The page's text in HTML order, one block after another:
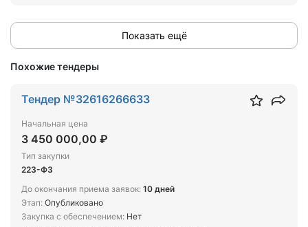
Показать ещё
Похожие тендеры
Тендер №32616266633
Начальная цена
3 450 000,00 ₽
Тип закупки
223-ФЗ
До окончания приема заявок: 10 дней
Этап: Опубликовано
Закупка с обеспечением: Нет